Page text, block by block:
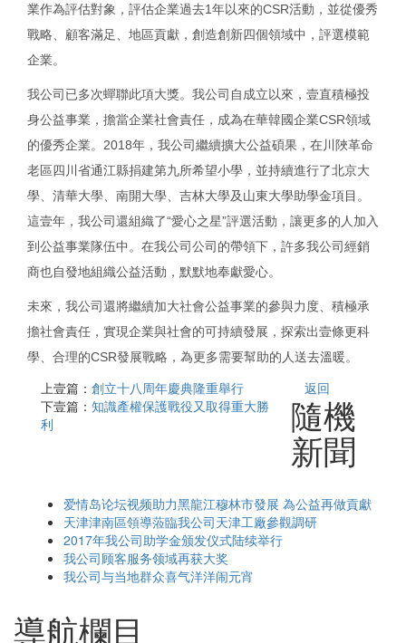
業作為評估對象，評估企業過去1年以來的CSR活動，並從優秀
戰略、顧客滿足、地區貢獻，創造創新四個領域中，評選模範
企業。
我公司已多次蟬聯此項大獎。我公司自成立以來，壹直積極投
身公益事業，擔當企業社會責任，成為在華韓國企業CSR領域
的優秀企業。2018年，我公司繼續擴大公益碩果，在川陜革命
老區四川省通江縣捐建第九所希望小學，並持續進行了北京大
學、清華大學、南開大學、吉林大學及山東大學助學金項目。
這壹年，我公司還組織了“愛心之星”評選活動，讓更多的人加入
到公益事業隊伍中。在我公司公司的帶領下，許多我公司經銷
商也自發地組織公益活動，默默地奉獻愛心。
未來，我公司還將繼續加大社會公益事業的參與力度、積極承
擔社會責任，實現企業與社會的可持續發展，探索出壹條更科
學、合理的CSR發展戰略，為更多需要幫助的人送去溫暖。
上壹篇： 創立十八周年慶典隆重舉行
下壹篇： 知識產權保護戰役又取得重大勝
利
返回
隨機
新聞
爱情岛论坛视频助力黑龍江穆林市發展 為公益再做貢獻
天津津南區領導蒞臨我公司天津工廠參觀調研
2017年我公司助学金颁发仪式陆续举行
我公司顾客服务领域再获大奖
我公司与当地群众喜气洋洋闹元宵
導航欄目